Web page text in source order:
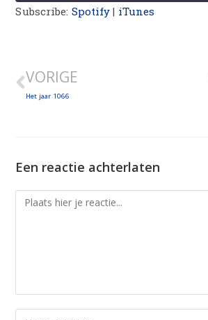
Subscribe: Spotify | iTunes
VORIGE
Het jaar 1066
Een reactie achterlaten